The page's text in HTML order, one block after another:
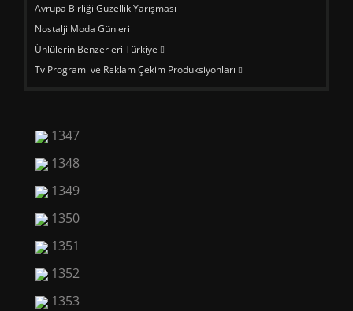
Avrupa Birliği Güzellik Yarışması
Nostalji Moda Günleri
Ünlülerin Benzerleri Türkiye
Tv Programı ve Reklam Çekim Produksiyonları
1347
1348
1349
1350
1351
1352
1353